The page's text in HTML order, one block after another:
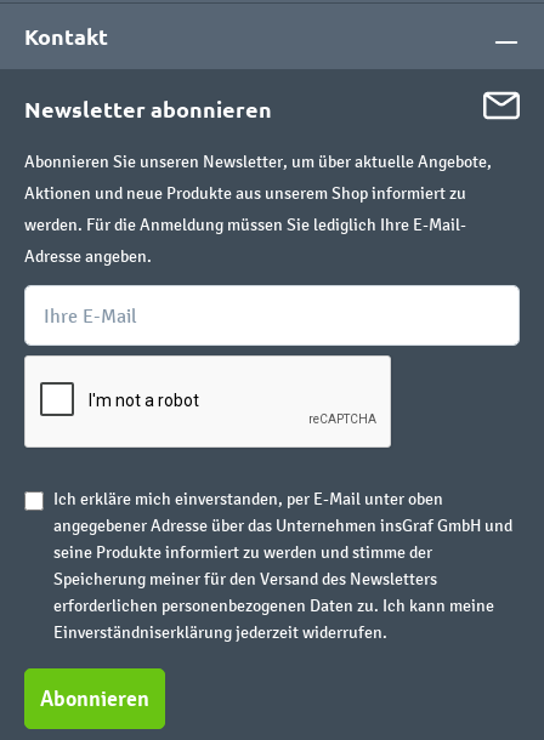
Kontakt
Newsletter abonnieren
Abonnieren Sie unseren Newsletter, um über aktuelle Angebote,
Aktionen und neue Produkte aus unserem Shop informiert zu
werden. Für die Anmeldung müssen Sie lediglich Ihre E-Mail-
Adresse angeben.
Ich erkläre mich einverstanden, per E-Mail unter oben
angegebener Adresse über das Unternehmen insGraf GmbH und
seine Produkte informiert zu werden und stimme der
Speicherung meiner für den Versand des Newsletters
erforderlichen personenbezogenen Daten zu. Ich kann meine
Einverständniserklärung jederzeit widerrufen.
Abonnieren